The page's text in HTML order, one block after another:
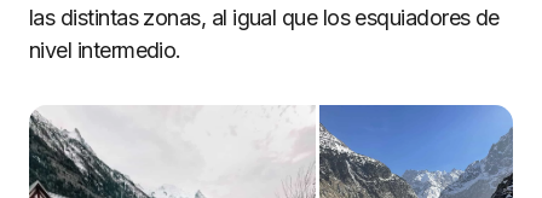
las distintas zonas, al igual que los esquiadores de
nivel intermedio.